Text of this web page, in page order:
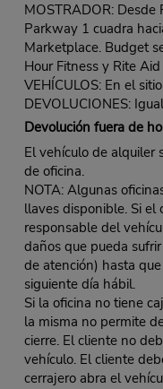
MOSTRADOR:
Parkway 1 cuadra
Marketplace. Budget
Hour Fitness y Rite
VEHÍCULOS: En el
DEVOLUCIONES:
Devolución fuera de
El vehículo de alquiler
de oficina.
NOTA: Algunas
llaves disponible. Si el
responsable del
daños que pueda
de atención) hasta
siguiente día hábil.
Si la oficina no tiene
la misma no permite
cierre. El cliente no
vehículo. El cliente
cerrajero abra el